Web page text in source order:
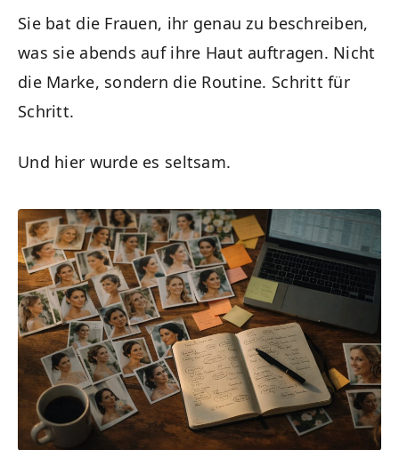
Sie bat die Frauen, ihr genau zu beschreiben,
was sie abends auf ihre Haut auftragen. Nicht
die Marke, sondern die Routine. Schritt für
Schritt.
Und hier wurde es seltsam.